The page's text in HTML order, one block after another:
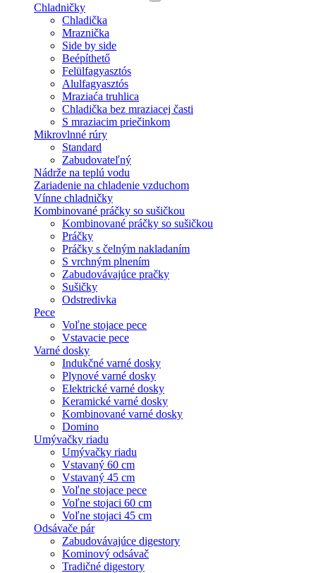
Chladničky
Chladička
Mraznička
Side by side
Beépíthető
Felülfagyasztós
Alulfagyasztós
Mraziaća truhlica
Chladička bez mraziacej časti
S mraziacim priečinkom
Mikrovlnné rúry
Standard
Zabudovateľný
Nádrže na teplú vodu
Zariadenie na chladenie vzduchom
Vínne chladničky
Kombinované práčky so sušičkou
Kombinované práčky so sušičkou
Práčky
Práčky s čelným nakladaním
S vrchným plnením
Zabudovávajúce pračky
Sušičky
Odstredivka
Pece
Voľne stojace pece
Vstavacie pece
Varné dosky
Indukčné varné dosky
Plynové varné dosky
Elektrické varné dosky
Keramické varné dosky
Kombinované varné dosky
Domino
Umývačky riadu
Umývačky riadu
Vstavaný 60 cm
Vstavaný 45 cm
Voľne stojace pece
Voľne stojaci 60 cm
Voľne stojaci 45 cm
Odsávače pár
Zabudovávajúce digestory
Kominový odsávač
Tradičné digestory